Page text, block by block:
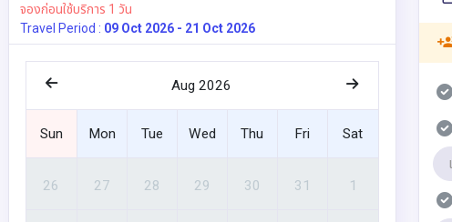
จองก่อนใช้บริการ 1 วัน
Travel Period : 09 Oct 2026 - 21 Oct 2026
Aug 2026
Sun Mon Tue Wed Thu Fri Sat